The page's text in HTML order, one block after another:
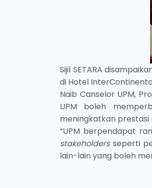
Sijil SETARA
di Hotel
Naib Canselor UPM,
UPM boleh
meningkatkan prestasi
“UPM berpendapat
stakeholdersseperti
lain-lain yang boleh